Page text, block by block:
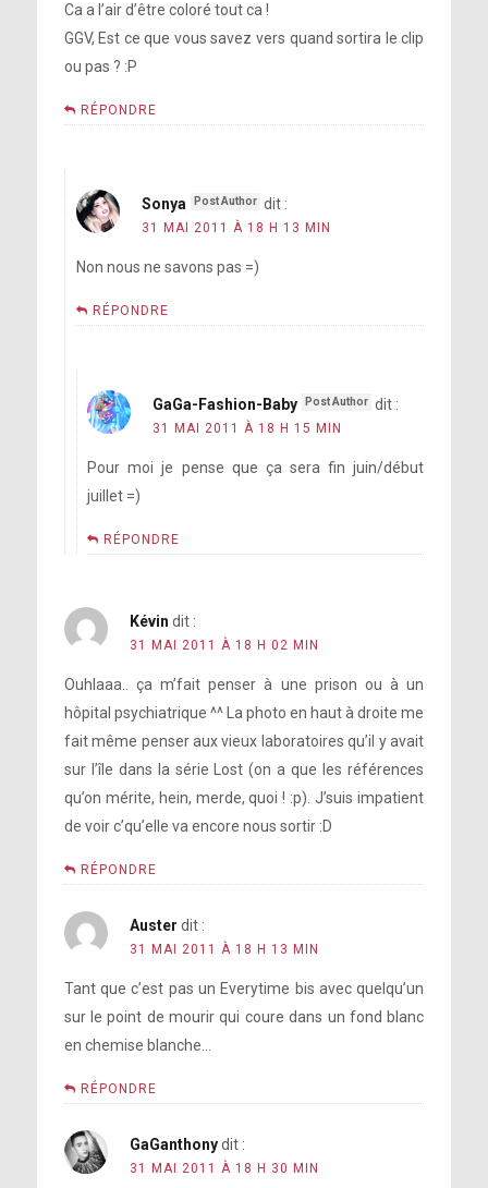
Ca a l’air d’être coloré tout ca !
GGV, Est ce que vous savez vers quand sortira le clip
ou pas ? :P
RÉPONDRE
Sonya dit :
31 MAI 2011 À 18 H 13 MIN
Non nous ne savons pas =)
RÉPONDRE
GaGa-Fashion-Baby dit :
31 MAI 2011 À 18 H 15 MIN
Pour moi je pense que ça sera fin juin/début
juillet =)
RÉPONDRE
Kévin dit :
31 MAI 2011 À 18 H 02 MIN
Ouhlaaa.. ça m’fait penser à une prison ou à un
hôpital psychiatrique ^^ La photo en haut à droite me
fait même penser aux vieux laboratoires qu’il y avait
sur l’île dans la série Lost (on a que les références
qu’on mérite, hein, merde, quoi ! :p). J’suis impatient
de voir c’qu’elle va encore nous sortir :D
RÉPONDRE
Auster dit :
31 MAI 2011 À 18 H 13 MIN
Tant que c’est pas un Everytime bis avec quelqu’un
sur le point de mourir qui coure dans un fond blanc
en chemise blanche…
RÉPONDRE
GaGanthony dit :
31 MAI 2011 À 18 H 30 MIN